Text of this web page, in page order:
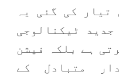
تیار کی گئی یہ
ٹیکنالوجی
ہے بلکہ فیشن
متبادل کے